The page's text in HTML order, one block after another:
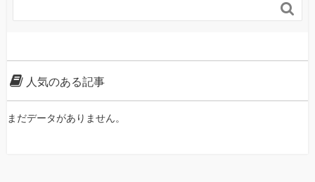

人気のある記事
まだデータがありません。